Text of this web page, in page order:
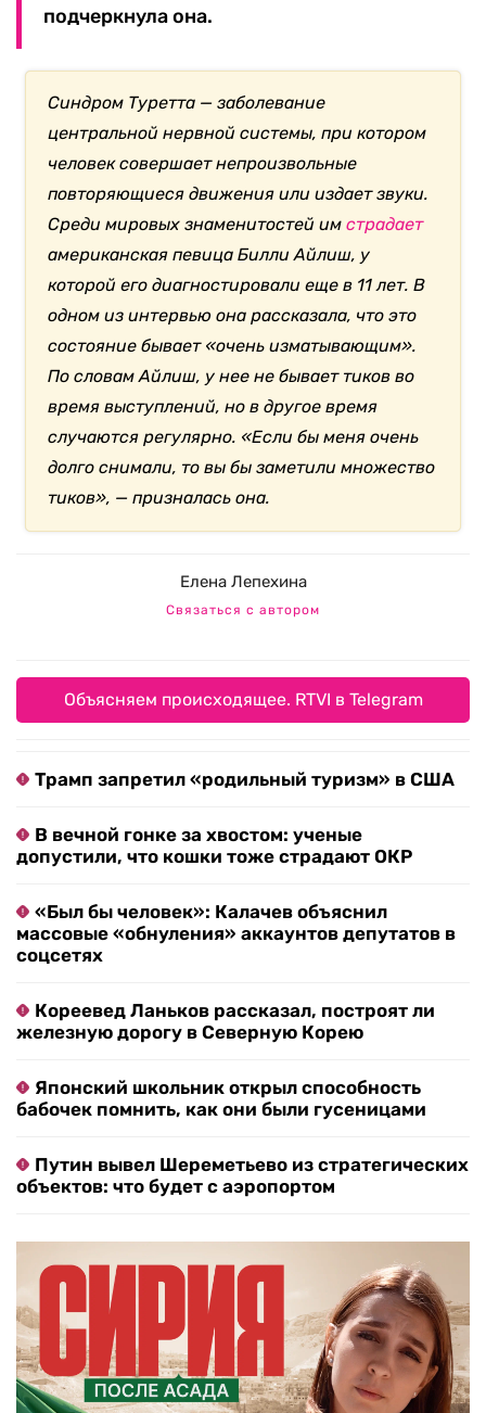
подчеркнула она.
Cиндром Туретта — заболевание
центральной нервной системы, при котором
человек совершает непроизвольные
повторяющиеся движения или издает звуки.
Среди мировых знаменитостей имстрадает
американская певица Билли Айлиш, у
которой его диагностировали еще в 11 лет. В
одном из интервью она рассказала, что это
состояние бывает «очень изматывающим».
По словам Айлиш, у нее не бывает тиков во
время выступлений, но в другое время
случаются регулярно. «Если бы меня очень
долго снимали, то вы бы заметили множество
тиков», — призналась она.
Елена Лепехина
Связаться с автором
Объясняем происходящее. RTVI в Telegram
Трамп запретил «родильный туризм» в США
В вечной гонке за хвостом: ученые
допустили, что кошки тоже страдают ОКР
«Был бы человек»: Калачев объяснил
массовые «обнуления» аккаунтов депутатов в
соцсетях
Кореевед Ланьков рассказал, построят ли
железную дорогу в Северную Корею
Японский школьник открыл способность
бабочек помнить, как они были гусеницами
Путин вывел Шереметьево из стратегических
объектов: что будет с аэропортом